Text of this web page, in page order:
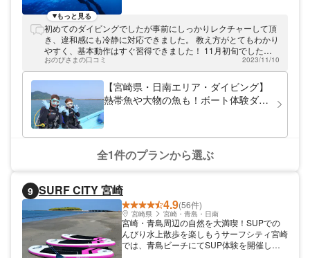
挑戦できます。ポイントまでは27フィート
の船でスピーディに移動！港から3分～10分
です。船まで歩いて200歩のところに施設が
あり、更衣室・温水シャワー完備で女性やフ
ァミリーにもお越しいただける環境です。市
内・空港からは車で約1時間30分。送迎をご
希望の方は事前にご相談ください。みなさま
のお越しをお待ちしております。
もっと見る
初めてのダイビングでしたが事前にしっかりレクチャーして頂
き、違和感にも冷静に対応できました。 教え方がとてもわかり
やすく、基本動作はすぐ習得できました！ 11月初旬でした
が、ブルーやオレンジの熱帯魚がいっぱい！磯付近にはウニの
コミュニティもあり、普段直に見ることのない海の世界に大興
奮でした。 交通に不安がある点を事前にお伝えすると、こまめ
にメッセージを頂きとても親切に対応してくださったのも有り
難かったです。また是非体験させてください！
おのぴさまの口コミ 2023/11/10
【宮崎県・日南エリア・ダイビング】
熱帯魚や大物の魚も！ボート体験ダイ
ます(^^♪
全1件のプランから選ぶ
9 SURF CITY 宮崎
4.9(56件)
宮崎県 宮崎・青島・日南
宮崎・青島周辺の自然を大満喫！SUPでの
んびり水上散歩を楽しもうサーフシティ宮崎
では、青島ビーチにてSUP体験を開催して